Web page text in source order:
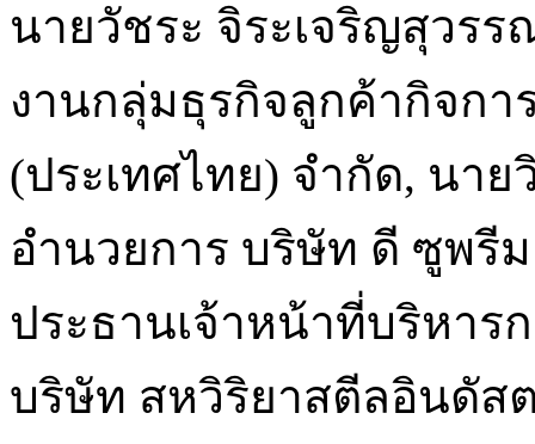
นายวัชระ จิระเจริญสุวร
งานกลุ่มธุรกิจลูกค้ากิจก
(ประเทศไทย) จำกัด, นา
อำนวยการ บริษัท ดี ซูพรี
ประธานเจ้าหน้าที่บริหาร
บริษัท สหวิริยาสตีลอินดัส